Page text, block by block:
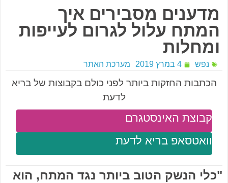
מדענים מסבירים איך
המתח עלול לגרום לעייפות
ומחלות
נפש 4 במרץ 2019 מערכת האתר
הכתבות החזקות ביותר לפני כולם בקבוצות של בריא
לדעת
וואטסאפ בריא לדעת
קבוצת האינסטגרם
"כלי הנשק הטוב ביותר נגד המתח, הוא